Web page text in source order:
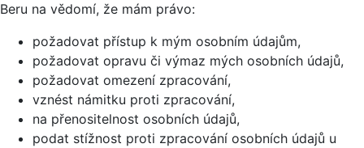
Beru na vědomí, že mám právo:
požadovat přístup k mým osobním údajům,
požadovat opravu či výmaz mých osobních údajů,
požadovat omezení zpracování,
vznést námitku proti zpracování,
na přenositelnost osobních údajů,
podat stížnost proti zpracování osobních údajů u